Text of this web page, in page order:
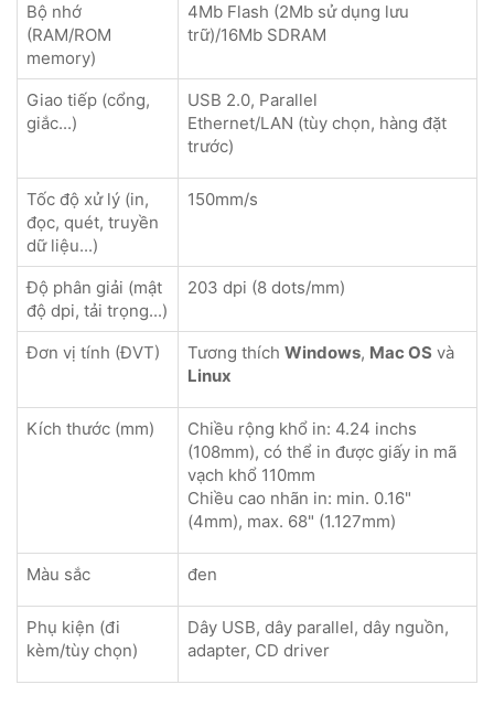
Bộ nhớ
(RAM/ROM
memory)
4Mb Flash (2Mb sử dụng lưu
trữ)/16Mb SDRAM
Giao tiếp (cổng,
giắc...)
USB 2.0, Parallel
Ethernet/LAN (tùy chọn, hàng đặt
trước)
Tốc độ xử lý (in,
đọc, quét, truyền
dữ liệu...)
150mm/s
Độ phân giải (mật
độ dpi, tải trọng...)
203 dpi (8 dots/mm)
Đơn vị tính (ĐVT) Tương thích Windows, Mac OS và
Linux
Kích thước (mm)
Chiều rộng khổ in: 4.24 inchs
(108mm), có thể in được giấy in mã
vạch khổ 110mm
Chiều cao nhãn in: min. 0.16"
(4mm), max. 68" (1.127mm)
Màu sắc đen
Phụ kiện (đi
kèm/tùy chọn)
Dây USB, dây parallel, dây nguồn,
adapter, CD driver